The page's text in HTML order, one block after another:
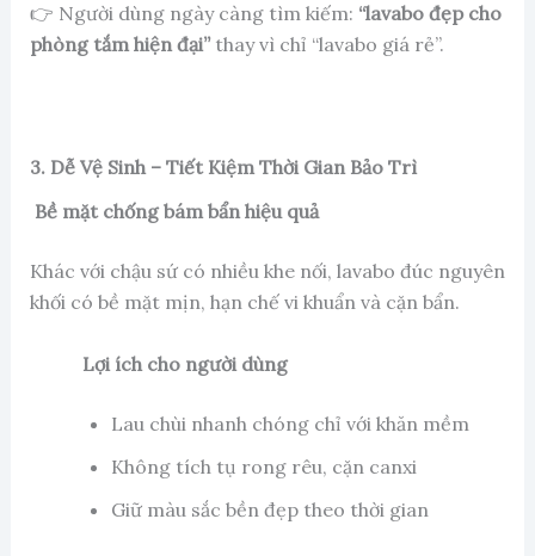
👉 Người dùng ngày càng tìm kiếm: “lavabo đẹp cho
phòng tắm hiện đại”thay vì chỉ “lavabo giá rẻ”.
3. Dễ Vệ Sinh – Tiết Kiệm Thời Gian Bảo Trì
Bề mặt chống bám bẩn hiệu quả
Khác với chậu sứ có nhiều khe nối, lavabo đúc nguyên
khối có bề mặt mịn, hạn chế vi khuẩn và cặn bẩn.
Lợi ích cho người dùng
Lau chùi nhanh chóng chỉ với khăn mềm
Không tích tụ rong rêu, cặn canxi
Giữ màu sắc bền đẹp theo thời gian